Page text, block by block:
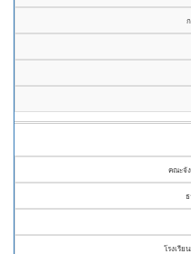
คณะจั
ธ
โรงเรีย